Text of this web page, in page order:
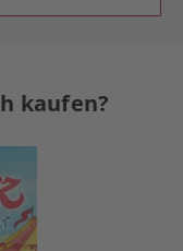
kaufen?